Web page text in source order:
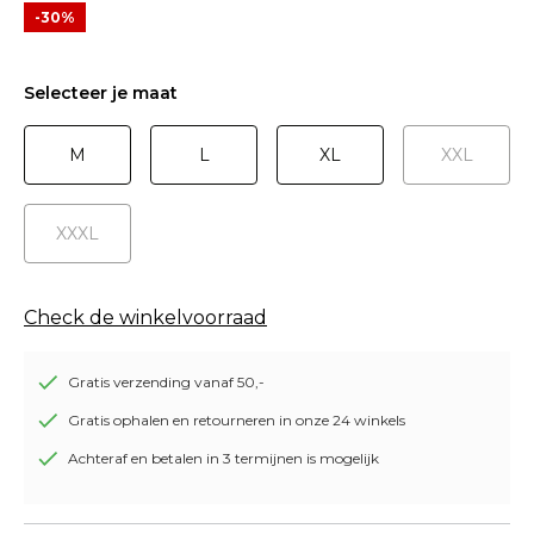
-30%
Selecteer je maat
M L XL XXL
XXXL
Check de winkelvoorraad
Gratis verzending vanaf 50,-
Gratis ophalen en retourneren in onze 24 winkels
Achteraf en betalen in 3 termijnen is mogelijk